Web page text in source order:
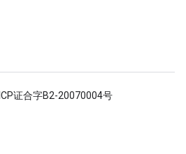
ICP证合字B2-20070004号